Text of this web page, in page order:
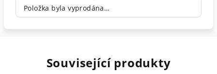
Položka byla vyprodána…
Související produkty